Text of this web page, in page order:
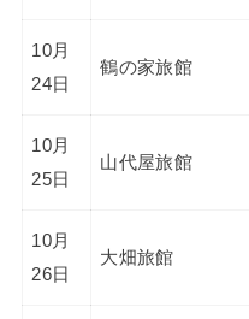
10月
24日
鶴の家旅館
10月
25日
山代屋旅館
10月
26日
大畑旅館